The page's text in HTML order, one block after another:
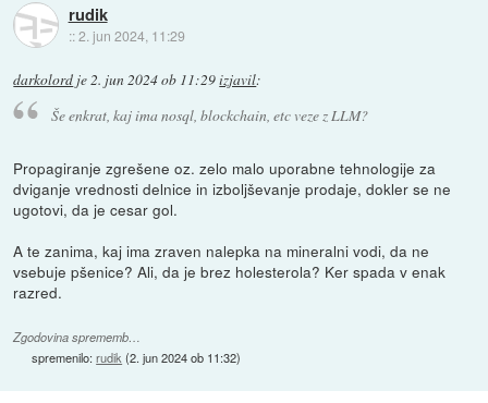
rudik
::2. jun 2024, 11:29
darkolord je 2. jun 2024 ob 11:29izjavil:
Še enkrat, kaj ima nosql, blockchain, etc veze z LLM?
Propagiranje zgrešene oz. zelo malo uporabne tehnologije za
dviganje vrednosti delnice in izboljševanje prodaje, dokler se ne
ugotovi, da je cesar gol.
A te zanima, kaj ima zraven nalepka na mineralni vodi, da ne
vsebuje pšenice? Ali, da je brez holesterola? Ker spada v enak
razred.
Zgodovina sprememb…
spremenilo:rudik (2. jun 2024 ob 11:32)